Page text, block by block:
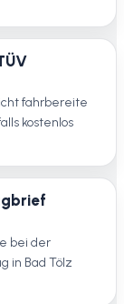
fahrbereite
kostenlos
bei der
in Bad Tölz